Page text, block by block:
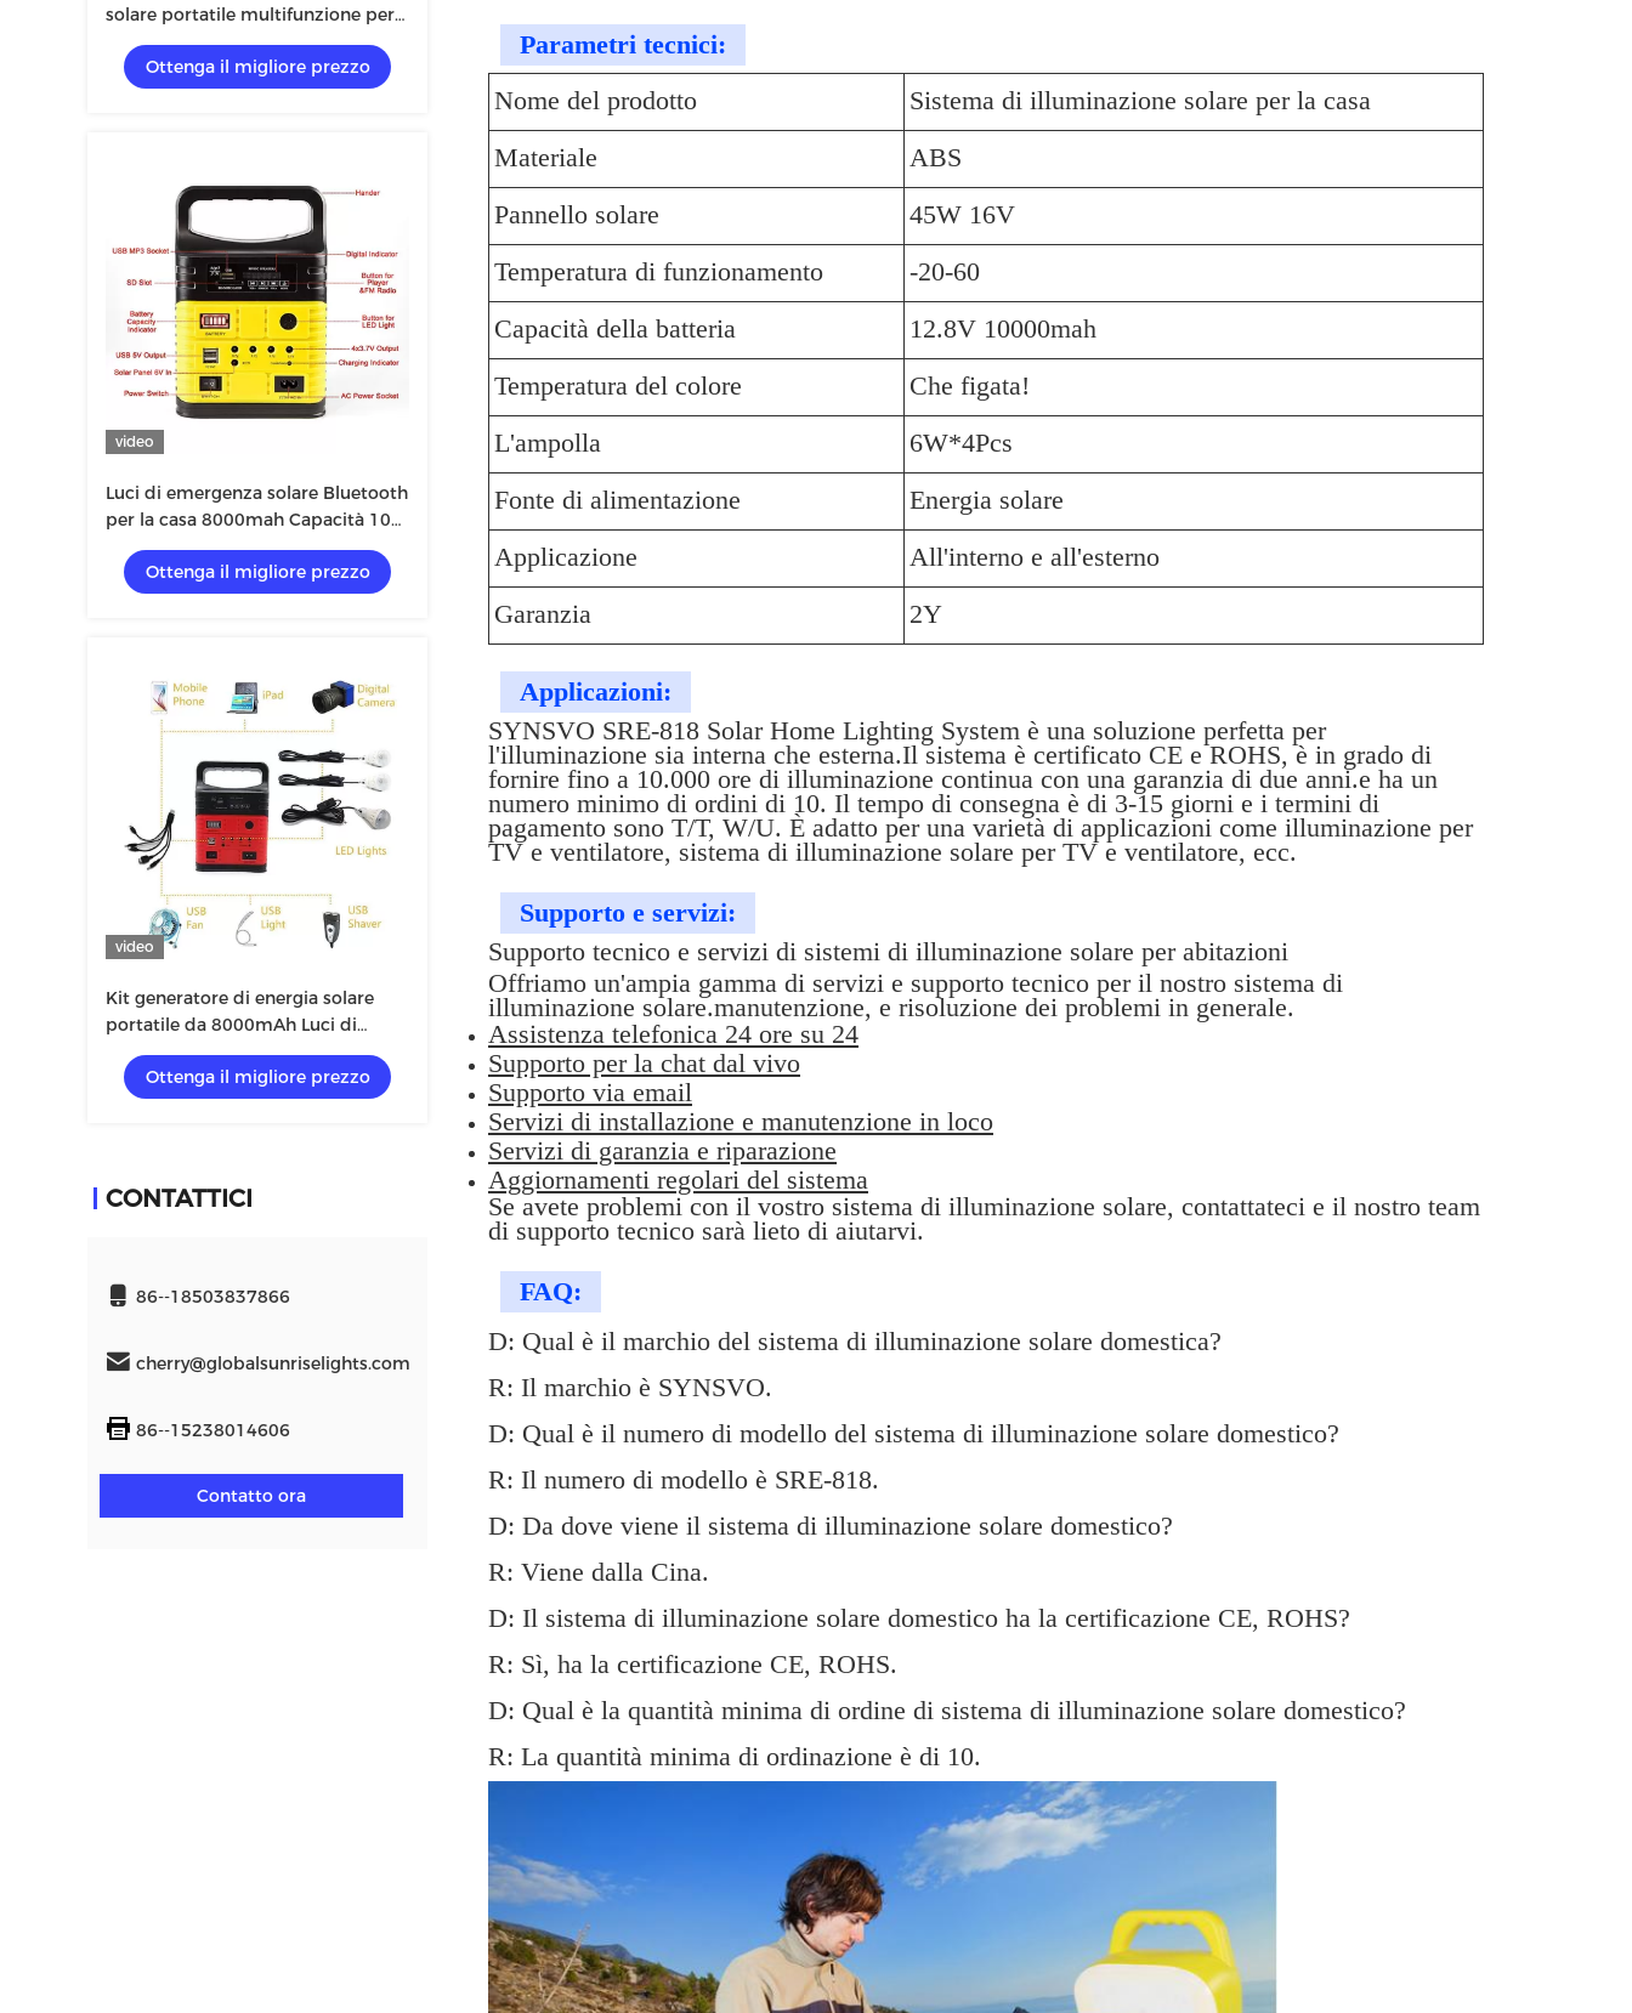
solare portatile multifunzione per
campeggio
Ottenga il migliore prezzo
video
Luci di emergenza solare Bluetooth
per la casa 8000mah Capacità 10w
Ottenga il migliore prezzo
video
Kit generatore di energia solare
portatile da 8000mAh Luci di
emergenza blu con pannello solare
da 10w 6v
Ottenga il migliore prezzo
CONTATTICI
86--18503837866
cherry@globalsunriselights.com
86--15238014606
Contatto ora
Parametri tecnici:
Nome del prodotto
Sistema di illuminazione solare per la casa
Materiale
ABS
Pannello solare
45W 16V
Temperatura di funzionamento
-20-60
Capacità della batteria
12.8V 10000mah
Temperatura del colore
Che figata!
L'ampolla
6W*4Pcs
Fonte di alimentazione
Energia solare
Applicazione
All'interno e all'esterno
Garanzia
2Y
Applicazioni:
SYNSVO SRE-818 Solar Home Lighting System è una soluzione perfetta per
l'illuminazione sia interna che esterna.Il sistema è certificato CE e ROHS, è in grado di
fornire fino a 10.000 ore di illuminazione continua con una garanzia di due anni.e ha un
numero minimo di ordini di 10. Il tempo di consegna è di 3-15 giorni e i termini di
pagamento sono T/T, W/U. È adatto per una varietà di applicazioni come illuminazione per
TV e ventilatore, sistema di illuminazione solare per TV e ventilatore, ecc.
Supporto e servizi:
Supporto tecnico e servizi di sistemi di illuminazione solare per abitazioni
Offriamo un'ampia gamma di servizi e supporto tecnico per il nostro sistema di
illuminazione solare.manutenzione, e risoluzione dei problemi in generale.
Assistenza telefonica 24 ore su 24
Supporto per la chat dal vivo
Supporto via email
Servizi di installazione e manutenzione in loco
Servizi di garanzia e riparazione
Aggiornamenti regolari del sistema
Se avete problemi con il vostro sistema di illuminazione solare, contattateci e il nostro team
di supporto tecnico sarà lieto di aiutarvi.
FAQ:
D: Qual è il marchio del sistema di illuminazione solare domestica?
R: Il marchio è SYNSVO.
D: Qual è il numero di modello del sistema di illuminazione solare domestico?
R: Il numero di modello è SRE-818.
D: Da dove viene il sistema di illuminazione solare domestico?
R: Viene dalla Cina.
D: Il sistema di illuminazione solare domestico ha la certificazione CE, ROHS?
R: Sì, ha la certificazione CE, ROHS.
D: Qual è la quantità minima di ordine di sistema di illuminazione solare domestico?
R: La quantità minima di ordinazione è di 10.